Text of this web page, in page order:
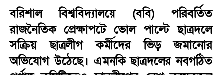
বরিশাল বিশ্ববিদ্যালয়ে (ববি) পরিবর্তিত
রাজনৈতিক প্রেক্ষাপটে ভোল পাল্টে ছাত্রদলে
সক্রিয় ছাত্রলীগ কর্মীদের ভিড় জমানোর
অভিযোগ উঠেছে। এমনকি ছাত্রদলের নবগঠিত